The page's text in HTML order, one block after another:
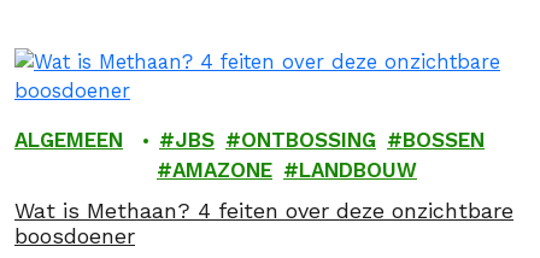
ALGEMEEN JBS ONTBOSSING
BOSSEN
AMAZONE
LANDBOUW
Wat is Methaan? 4 feiten over deze onzichtbare
boosdoener